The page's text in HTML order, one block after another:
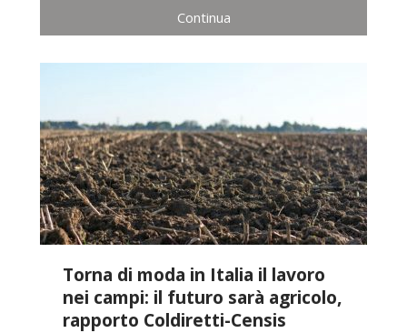
Continua
Torna di moda in Italia il lavoro
nei campi: il futuro sarà agricolo,
rapporto Coldiretti-Censis